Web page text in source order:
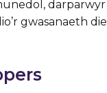
gwasanaeth